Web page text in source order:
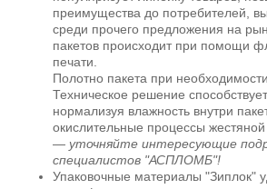
преимущества до потребителей,
среди прочего предложения на
пакетов происходит при помощи
печати.
Полотно пакета при
Техническое решение
нормализуя влажность внутри
окислительные процессы
— уточняйте интересующие
специалистов "АСПЛОМБ"!
Упаковочные материалы "Зиплок"